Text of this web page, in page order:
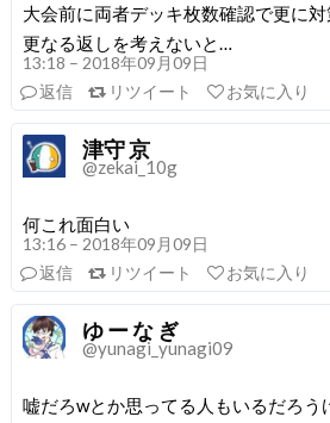
大会前に両者デッキ枚数確認で更に対
更なる返しを考えないと…
13:18 – 2018年09月09日
返信
リツイート お気に入り
津守 京
@zekai_10g
何これ面白い
13:16 – 2018年09月09日
返信
リツイート お気に入り
ゆ ー な ぎ
@yunagi_yunagi09
嘘だろwとか思ってる人もいるだろう